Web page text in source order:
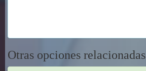
Otras opciones relacionadas